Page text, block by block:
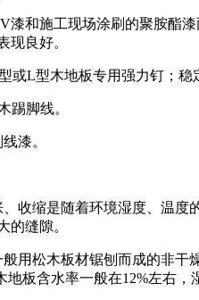
漆和施工现场涂刷的聚胺酯
现良好。
或L型木地板专用强力钉；稳
踢脚线。
漆。
收缩是随着环境湿度、温
的缝隙。
用松木板材锯刨而成的非
地板含水率一般在12%左右